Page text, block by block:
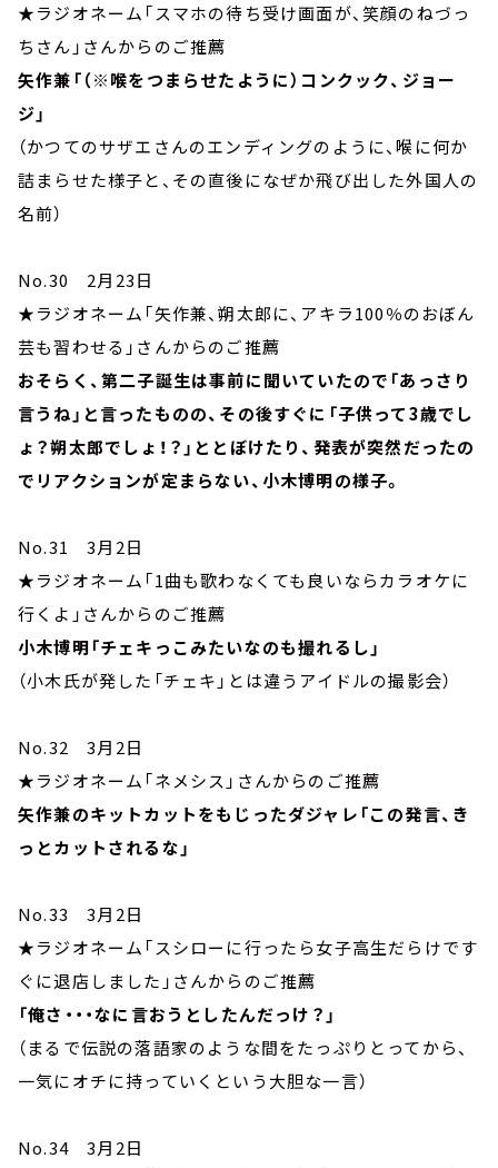
★ラジオネーム「スマホの待ち受け画面が、笑顔のねづっ
ちさん」さんからのご推薦
矢作兼「（※喉をつまらせたように）コンクック、ジョー
ジ」
（かつてのサザエさんのエンディングのように、喉に何か
詰まらせた様子と、その直後になぜか飛び出した外国人の
名前）
No.30 2月23日
★ラジオネーム「矢作兼、朔太郎に、アキラ100％のおぼん
芸も習わせる」さんからのご推薦
おそらく、第二子誕生は事前に聞いていたので「あっさり
言うね」と言ったものの、その後すぐに「子供って3歳でし
ょ？朔太郎でしょ！？」ととぼけたり、発表が突然だったの
でリアクションが定まらない、小木博明の様子。
No.31 3月2日
★ラジオネーム「1曲も歌わなくても良いならカラオケに
行くよ」さんからのご推薦
小木博明「チェキっこみたいなのも撮れるし」
（小木氏が発した「チェキ」とは違うアイドルの撮影会）
No.32 3月2日
★ラジオネーム「ネメシス」さんからのご推薦
矢作兼のキットカットをもじったダジャレ「この発言、き
っとカットされるな」
No.33 3月2日
★ラジオネーム「スシローに行ったら女子高生だらけです
ぐに退店しました」さんからのご推薦
「俺さ・・・なに言おうとしたんだっけ？」
（まるで伝説の落語家のような間をたっぷりとってから、
一気にオチに持っていくという大胆な一言）
No.34 3月2日